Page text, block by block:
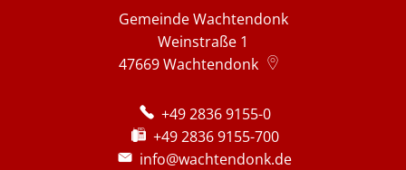
Gemeinde Wachtendonk
Weinstraße 1
47669Wachtendonk
+49 2836 9155-0
+49 2836 9155-700
info@wachtendonk.de